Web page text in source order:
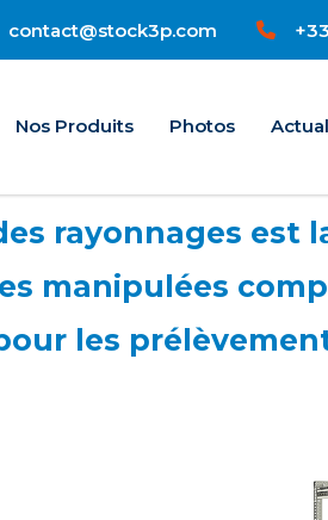
contact@stock3p.com
Nos Produits Photos
rayonnages est
manipulées
les